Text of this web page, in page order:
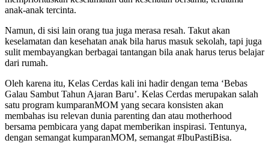
anak-anak tercinta.
Namun, di sisi lain orang tua juga merasa resah. Takut akan
keselamatan dan kesehatan anak bila harus masuk sekolah, tapi juga
sulit membayangkan berbagai tantangan bila anak harus terus belajar
dari rumah.
Oleh karena itu, Kelas Cerdas kali ini hadir dengan tema ‘Bebas
Galau Sambut Tahun Ajaran Baru’. Kelas Cerdas merupakan salah
satu program kumparanMOM yang secara konsisten akan
membahas isu relevan dunia parenting dan atau motherhood
bersama pembicara yang dapat memberikan inspirasi. Tentunya,
dengan semangat kumparanMOM, semangat #IbuPastiBisa.